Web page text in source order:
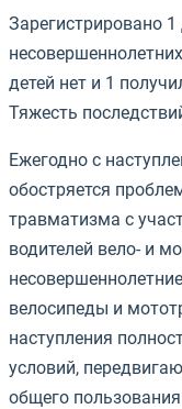
Зарегистрировано
детей нет и 1
Тяжесть
Ежегодно с
обостряется
травматизма с
водителей вело- и
велосипеды и
наступления
условий,
общего